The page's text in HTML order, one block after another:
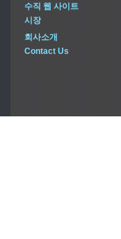
수직 웹 사이트
시장
회사소개
Contact Us